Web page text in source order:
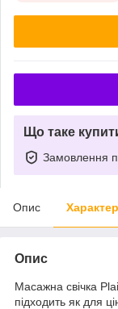
Що таке
Замовлення
Опис
Опис
Масажна свічка
підходить як для